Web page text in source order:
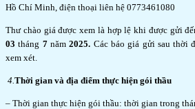
Hồ Chí Minh, điện thoại liên hệ 0773461080
Thư chào giá được xem là hợp lệ khi được gửi
03tháng 7năm2025. Các báo giá gửi sau thời
xem xét.
4 Thời gian và địa điểm thực hiện gói thầu
– Thời gian thực hiện gói thầu: thời gian trong